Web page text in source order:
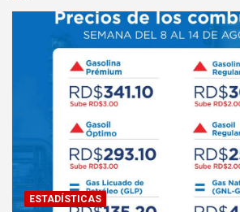
ESTADÍSTICAS